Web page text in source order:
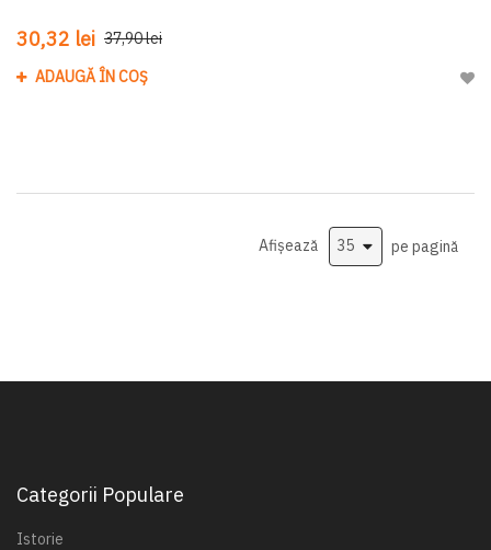
30,32 lei 37,90 lei
ADAUGĂ ÎN COȘ
Afișează pe pagină
Categorii Populare
Istorie